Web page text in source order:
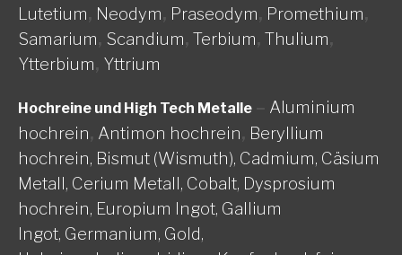
Lutetium, Neodym, Praseodym, Promethium,
Samarium, Scandium, Terbium, Thulium,
Ytterbium, Yttrium
Hochreine und High Tech Metalle – Aluminium
hochrein, Antimon hochrein, Beryllium
hochrein, Bismut (Wismuth), Cadmium, Cäsium
Metall, Cerium Metall, Cobalt, Dysprosium
hochrein, Europium Ingot, Gallium
Ingot, Germanium, Gold,